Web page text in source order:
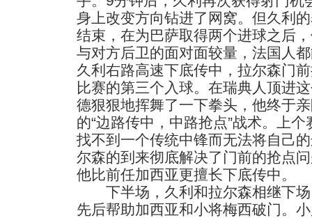
身上改变方向钻进了网窝。但久利
结束，在为巴萨取得两个进球之后
与对方后卫的面对面较量，法国人
久利右路高速下底传中，拉尔森门
比赛的第三个入球。在瑞典人顶进
德狠狠地挥舞了一下拳头，他终于
的“边路传中，中路抢点”战术。上
找不到一个传统中锋而无法将自己
尔森的到来彻底解决了门前的抢点
他比前任加西亚更擅长下底传中。
下半场，久利和拉尔森相继下场
先后帮助加西亚和小将梅西破门。